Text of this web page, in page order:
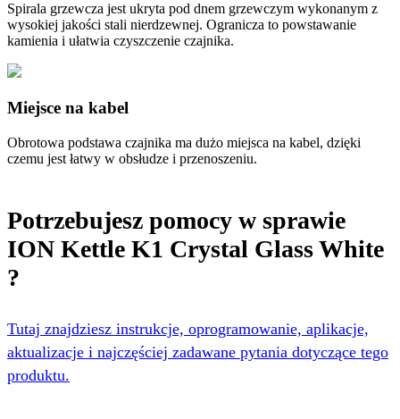
Spirala grzewcza jest ukryta pod dnem grzewczym wykonanym z
wysokiej jakości stali nierdzewnej. Ogranicza to powstawanie
kamienia i ułatwia czyszczenie czajnika.
Miejsce na kabel
Obrotowa podstawa czajnika ma dużo miejsca na kabel, dzięki
czemu jest łatwy w obsłudze i przenoszeniu.
Potrzebujesz pomocy w sprawie
ION Kettle K1 Crystal Glass White
?
Tutaj znajdziesz instrukcje, oprogramowanie, aplikacje,
aktualizacje i najczęściej zadawane pytania dotyczące tego
produktu.